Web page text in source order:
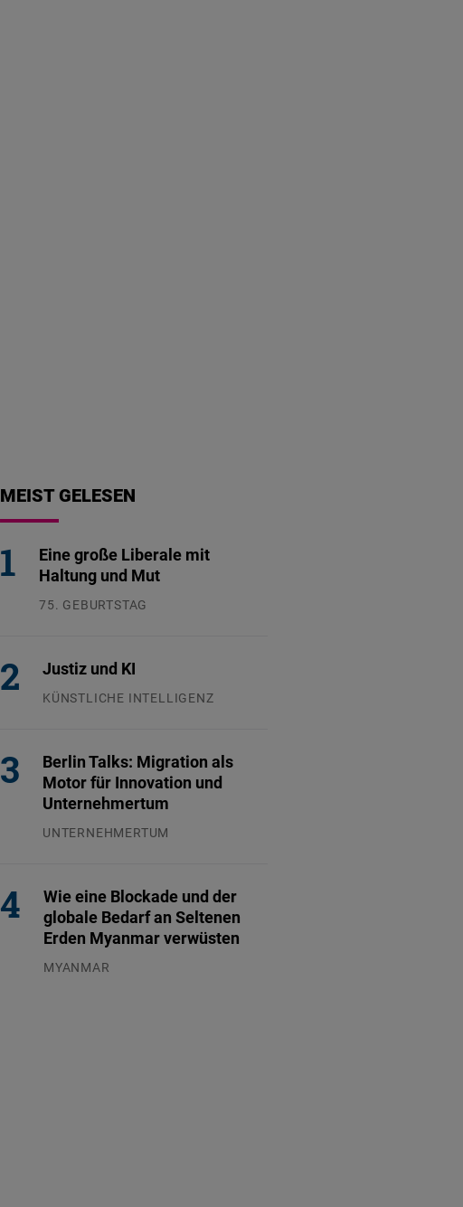
MEIST GELESEN
Eine große Liberale mit
Haltung und Mut
75. GEBURTSTAG
Justiz und KI
KÜNSTLICHE INTELLIGENZ
Berlin Talks: Migration als
Motor für Innovation und
Unternehmertum
UNTERNEHMERTUM
Wie eine Blockade und der
globale Bedarf an Seltenen
Erden Myanmar verwüsten
MYANMAR